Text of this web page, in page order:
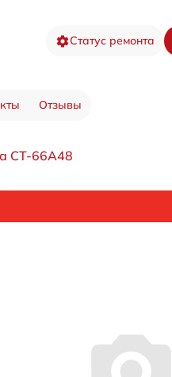
Статус ремонта
Отзывы
CT-66A48